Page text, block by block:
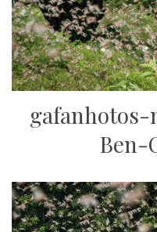
Ben-